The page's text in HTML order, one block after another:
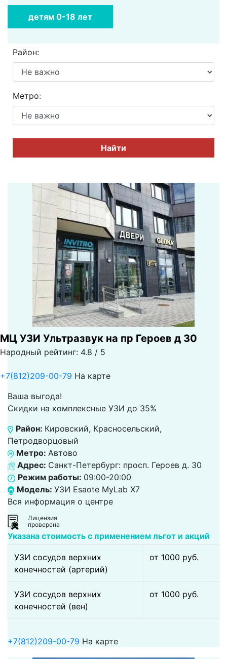
детям 0-18 лет
Район:
Метро:
Найти
МЦ УЗИ Ультразвук на пр Героев д 30
Народный рейтинг: 4.8 / 5
+7(812)209-00-79 На карте
Ваша выгода!
Скидки на комплексные УЗИ до 35%
Район: Кировский, Красносельский,
Петродворцовый
Метро: Автово
Адрес: Санкт-Петербург: просп. Героев д. 30
Режим работы: 09:00-20:00
Модель: УЗИ Esaote MyLab X7
Вся информация о центре
Лицензия
проверена
Указана стоимость с применением льгот и акций
УЗИ сосудов верхних
конечностей (артерий)
от 1000 pуб.
УЗИ сосудов верхних
конечностей (вен)
от 1000 pуб.
+7(812)209-00-79 На карте